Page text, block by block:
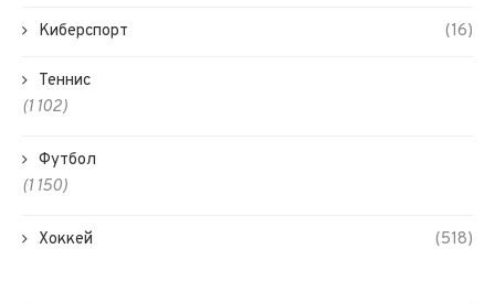
Киберспорт (16)
Теннис
(1 102)
Футбол
(1 150)
Хоккей (518)